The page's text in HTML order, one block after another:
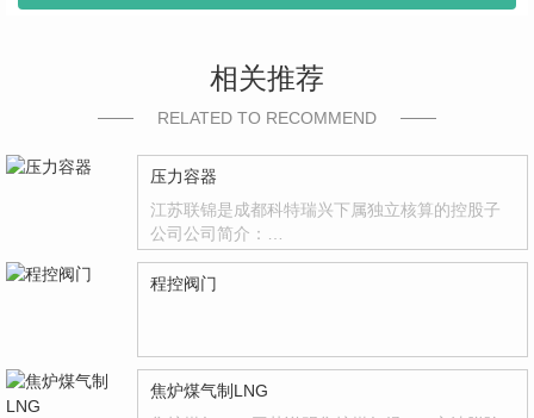
相关推荐
RELATED TO RECOMMEND
压力容器
江苏联锦是成都科特瑞兴下属独立核算的控股子
公司公司简介：…
程控阀门
焦炉煤气制LNG